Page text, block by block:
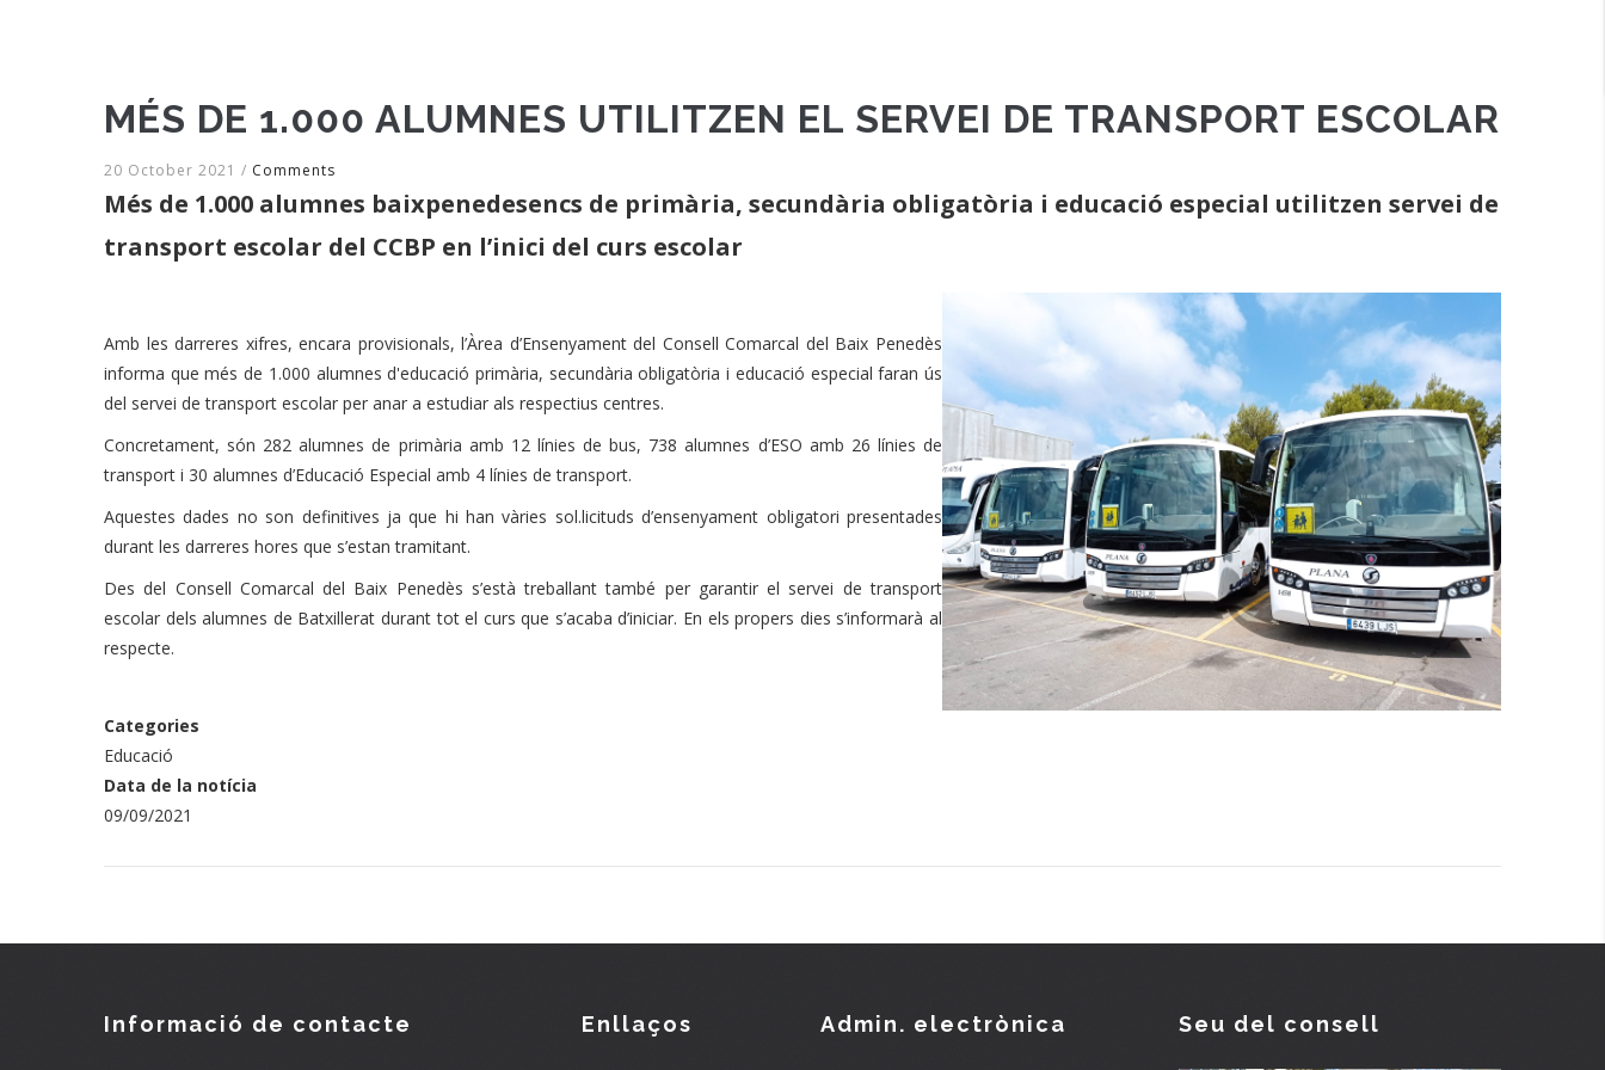
MÉS DE 1.000 ALUMNES UTILITZEN EL SERVEI DE TRANSPORT ESCOLAR
20 October 2021 / Comments
Més de 1.000 alumnes baixpenedesencs de primària, secundària obligatòria i educació especial utilitzen servei de
transport escolar del CCBP en l’inici del curs escolar
Amb les darreres xifres, encara provisionals, l’Àrea d’Ensenyament del Consell Comarcal del Baix Penedès
informa que més de 1.000 alumnes d'educació primària, secundària obligatòria i educació especial faran ús
del servei de transport escolar per anar a estudiar als respectius centres.
Concretament, són 282 alumnes de primària amb 12 línies de bus, 738 alumnes d’ESO amb 26 línies de
transport i 30 alumnes d’Educació Especial amb 4 línies de transport.
Aquestes dades no son definitives ja que hi han vàries sol.licituds d’ensenyament obligatori presentades
durant les darreres hores que s’estan tramitant.
Des del Consell Comarcal del Baix Penedès s’està treballant també per garantir el servei de transport
escolar dels alumnes de Batxillerat durant tot el curs que s’acaba d’iniciar. En els propers dies s’informarà al
respecte.
Categories
Educació
Data de la notícia
09/09/2021
Informació de contacte Enllaços Admin. electrònica Seu del consell